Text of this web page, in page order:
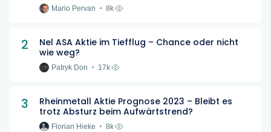
Mario Pervan 8k
2
Nel ASA Aktie im Tiefflug – Chance oder nicht
wie weg?
Patryk Don 17k
3
Rheinmetall Aktie Prognose 2023 – Bleibt es
trotz Absturz beim Aufwärtstrend?
Florian Hieke 8k